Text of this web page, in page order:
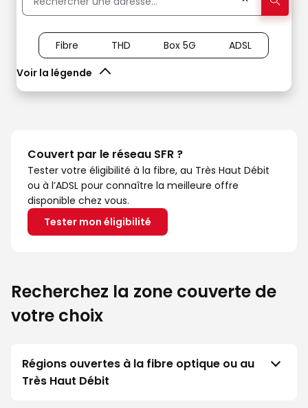
Voir la légende
Fibre THD Box 5G ADSL
Couvert par le réseau SFR ?
Tester votre éligibilité à la fibre, au Très Haut Débit
ou à l’ADSL pour connaître la meilleure offre
disponible chez vous.
Tester mon éligibilité
Recherchez la zone couverte de
votre choix
Régions ouvertes à la fibre optique ou au
Très Haut Débit